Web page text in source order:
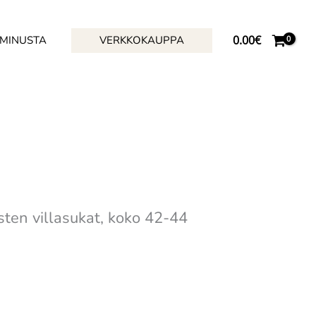
VERKKOKAUPPA 0.00€
villasukat, koko 42-44